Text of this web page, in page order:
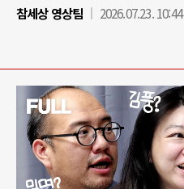
참세상 영상팀
2026.07.23. 10:44